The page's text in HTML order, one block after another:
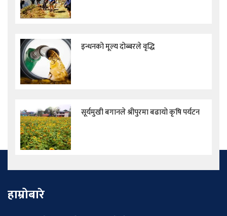
इन्धनको मूल्य दोब्बरले वृद्धि
सूर्यमुखी बगानले श्रीपुरमा बढायो कृषि पर्यटन
हाम्रोबारे